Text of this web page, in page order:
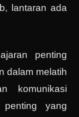
lantaran ada
penting
dalam melatih
komunikasi
yang